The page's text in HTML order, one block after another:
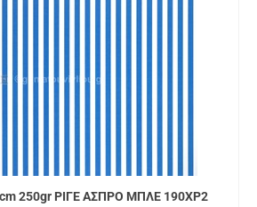
250gr ΡΙΓΕ ΑΣΠΡΟ ΜΠΛΕ 190XP2